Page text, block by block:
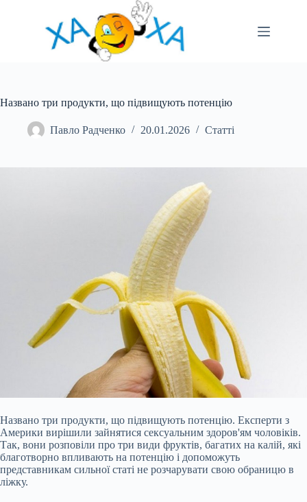
Названо три продукти, що підвищують потенцію
Павло Радченко 20.01.2026 Статті
Названо три продукти, що підвищують потенцію. Експерти з
Америки вирішили зайнятися сексуальним здоров'ям чоловіків.
Так, вони розповіли про три види фруктів, багатих на калій, які
благотворно впливають на потенцію і допоможуть
представникам сильної статі не розчарувати свою обраницю в
ліжку.